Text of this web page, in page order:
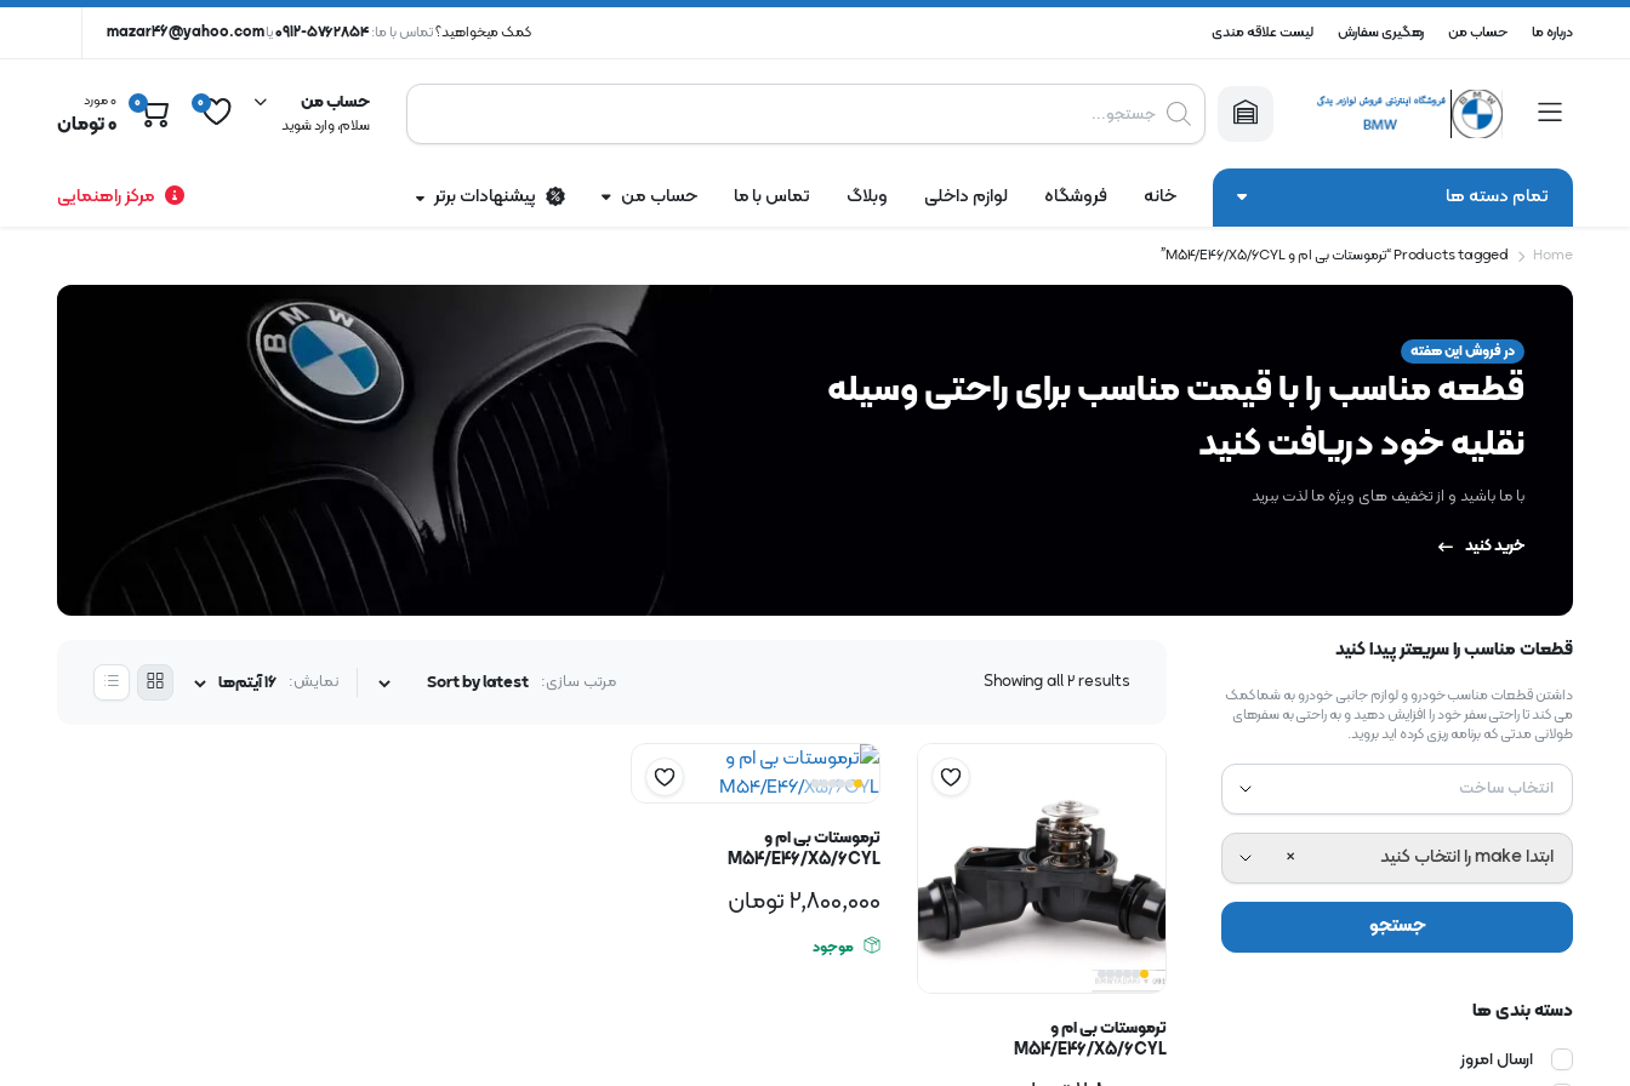
درباره ما حساب من رهگیری سفارش لیست علاقه مندی کمک میخواهید؟تماس با ما:۵۷۶۲۸۵۴-0912 یاmazar46@yahoo.com
Products
search
حساب من
سلام، وارد شوید
0
0 0 مورد
0تومان
تمام دسته ها خانه فروشگاه لوازم داخلی وبلاگ تماس با ما حساب من پیشنهادات برتر مرکز راهنمایی
Home Products tagged “ترموستات بی ام و M54/E46/X5/6CYL”
در فروش این هفته
قطعه مناسب را با قیمت مناسب برای راحتی وسیله
نقلیه خود دریافت کنید
با ما باشید و از تخفیف های ویژه ما لذت ببرید
خرید کنید
Showing all 2 results مرتب سازی: نمایش:
ترموستات بی ام و
M54/E46/X5/6CYL
ترموستات بی ام و
M54/E46/X5/6CYL
2,800,000 تومان
موجود
قطعات مناسب را سریعتر پیدا کنید
داشتن قطعات مناسب خودرو و لوازم جانبی خودرو به شما کمک
می کند تا راحتی سفر خود را افزایش دهید و به راحتی به سفرهای
طولانی مدتی که برنامه ریزی کرده اید بروید.
انتخاب ساخت
× ابتدا make را انتخاب کنید
جستجو
دسته بندی ها
ارسال امروز